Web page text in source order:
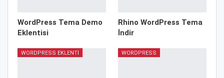
WordPress Tema Demo
Eklentisi
Rhino WordPress Tema
İndir
WORDPRESS EKLENTI WORDPRESS